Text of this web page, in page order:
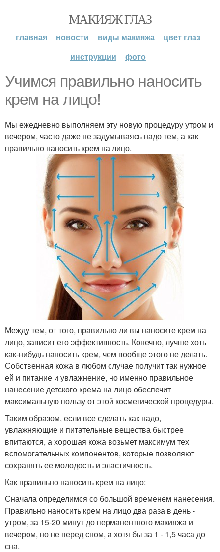
МАКИЯЖ ГЛАЗ
главная новости виды макияжа
цвет глаз
инструкции
фото
Учимся правильно наносить
крем на лицо!
Мы ежедневно выполняем эту новую процедуру утром и
вечером, часто даже не задумываясь надо тем, а как
правильно наносить крем на лицо.
Между тем, от того, правильно ли вы наносите крем на
лицо, зависит его эффективность. Конечно, лучше хоть
как-нибудь наносить крем, чем вообще этого не делать.
Собственная кожа в любом случае получит так нужное
ей и питание и увлажнение, но именно правильное
нанесение детского крема на лицо обеспечит
максимальную пользу от этой косметической процедуры.
Таким образом, если все сделать как надо,
увлажняющие и питательные вещества быстрее
впитаются, а хорошая кожа возьмет максимум тех
вспомогательных компонентов, которые позволяют
сохранять ее молодость и эластичность.
Как правильно наносить крем на лицо:
Сначала определимся со большой временем нанесения.
Правильно наносить крем на лицо два раза в день -
утром, за 15-20 минут до перманентного макияжа и
вечером, но не перед сном, а хотя бы за 1 - 1,5 часа до
сна.